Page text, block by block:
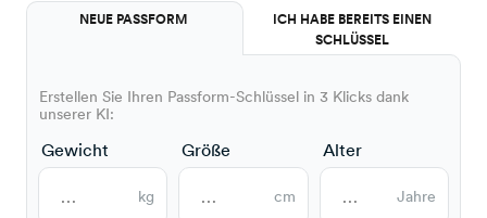
NEUE PASSFORM
ICH HABE BEREITS EINEN
SCHLÜSSEL
Erstellen Sie Ihren Passform-Schlüssel in 3 Klicks dank
unserer KI:
Gewicht
kg
Größe
cm
Alter
Jahre